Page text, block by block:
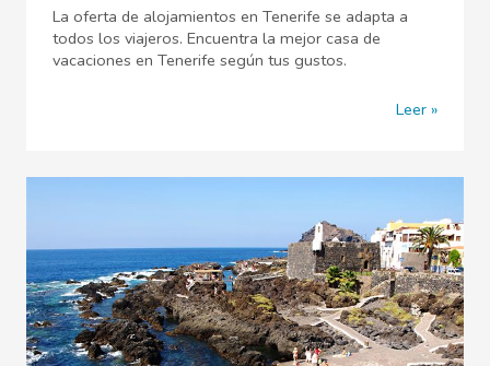
La oferta de alojamientos en Tenerife se adapta a
todos los viajeros. Encuentra la mejor casa de
vacaciones en Tenerife según tus gustos.
Leer